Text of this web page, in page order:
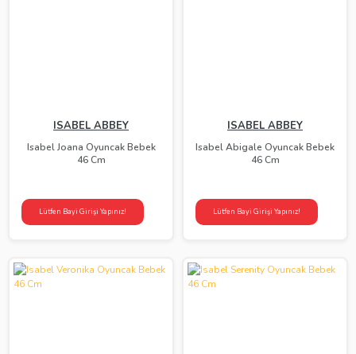
ISABEL ABBEY
Isabel Joana Oyuncak Bebek
46 Cm
Lütfen Bayi Girişi Yapınız!
ISABEL ABBEY
Isabel Abigale Oyuncak Bebek
46 Cm
Lütfen Bayi Girişi Yapınız!